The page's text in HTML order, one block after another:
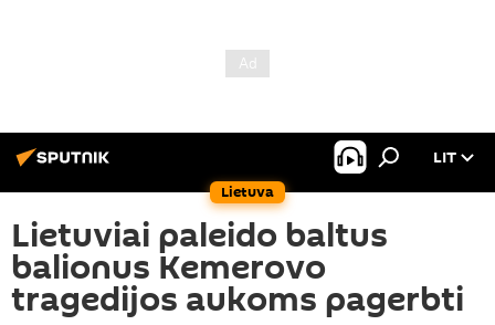
Lietuva
LIT
Lietuviai paleido baltus
balionus Kemerovo
tragedijos aukoms pagerbti